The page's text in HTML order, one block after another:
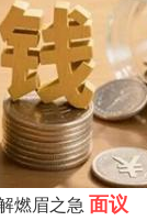
燃眉之急 面议